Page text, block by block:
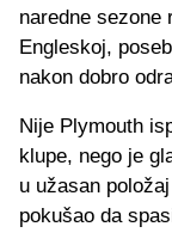
naredne sezone
Engleskoj,
nakon dobro
Nije Plymouth
klupe, nego je
u užasan
pokušao da